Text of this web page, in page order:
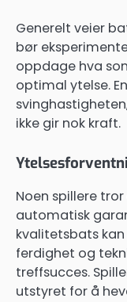
Generelt veier
bør
oppdage hva
optimal ytelse.
ikke gir nok kraft.
Noen spillere
automatisk
kvalitetsbats
ferdighet og
treffsucces.
utstyret for å